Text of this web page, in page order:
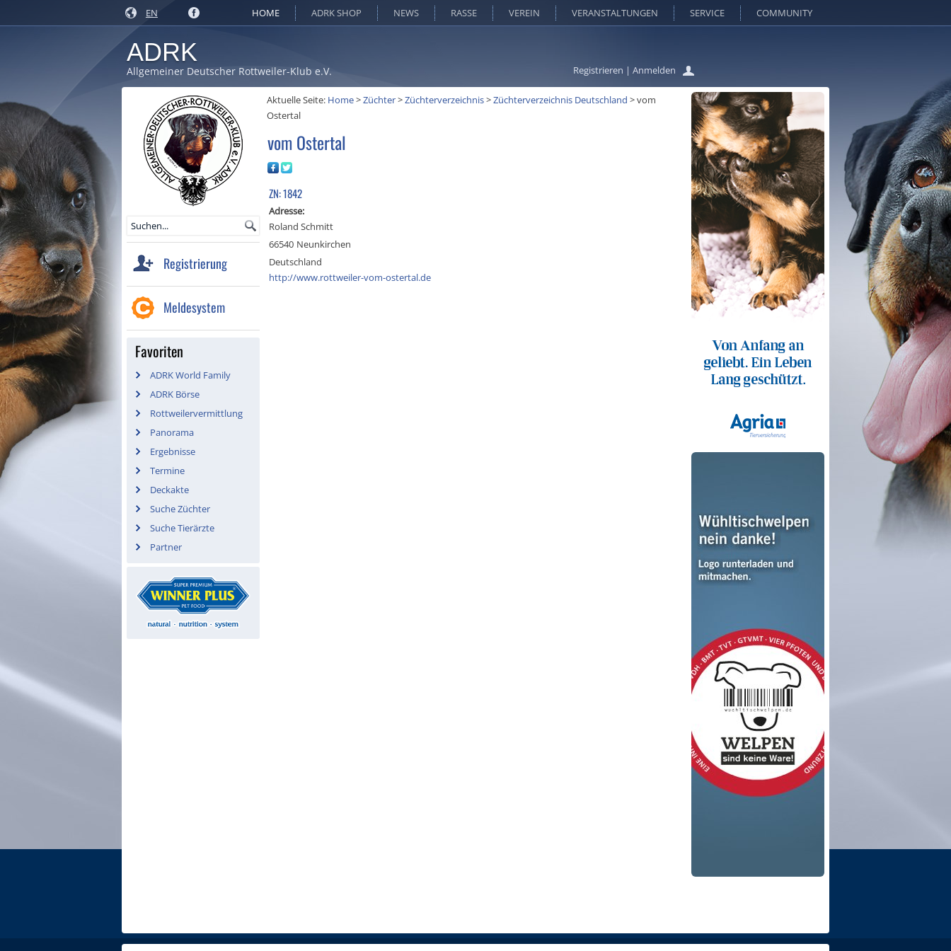
EN
Registrieren | Anmelden
HOME ADRK SHOP NEWS RASSE VEREIN VERANSTALTUNGEN SERVICE COMMUNITY
ADRK
Allgemeiner Deutscher Rottweiler-Klub e.V.
Registrierung
Meldesystem
Favoriten
ADRK World Family
ADRK Börse
Rottweilervermittlung
Panorama
Ergebnisse
Termine
Deckakte
Suche Züchter
Suche Tierärzte
Partner
Aktuelle Seite: Home>Züchter>Züchterverzeichnis>Züchterverzeichnis Deutschland >vom
Ostertal
vom Ostertal
ZN: 1842
Adresse:
Roland Schmitt
66540 Neunkirchen
Deutschland
http://www.rottweiler-vom-ostertal.de